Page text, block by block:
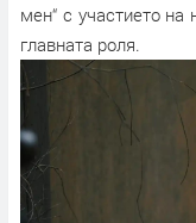
мен“ с участието
главната роля.